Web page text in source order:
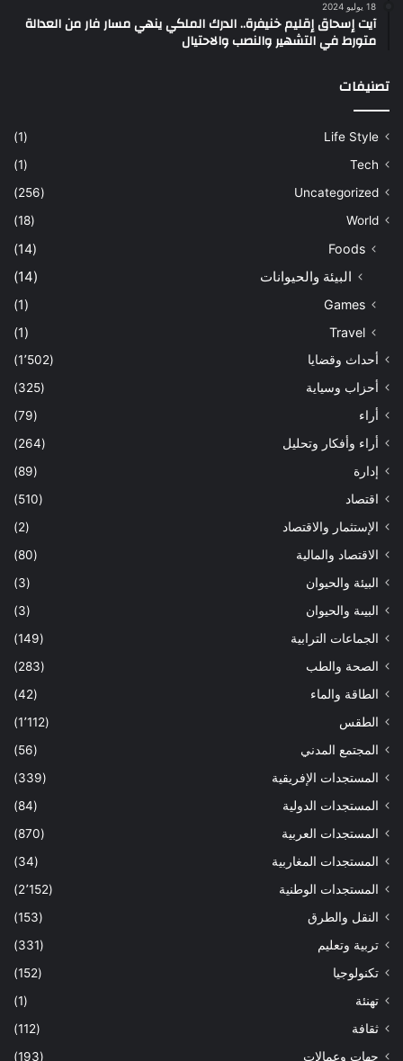
18 يوليو 2024
آيت إسحاق إقليم خنيفرة.. الدرك الملكي ينهي مسار فار من العدالة
متورط في التشهير والنصب والاحتيال
تصنيفات
Life Style
(1)
Tech
(1)
Uncategorized
(256)
World
(18)
Foods
(14)
البيئة والحيوانات (14)
Games
(1)
Travel
(1)
أحداث وقضايا
(1٬502)
أحزاب وسياية
(325)
أراء
(79)
أراء وأفكار وتحليل
(264)
إدارة
(89)
اقتصاد
(510)
الإستثمار والاقتصاد
(2)
الاقتصاد والمالية
(80)
البيئة والحيوان
(3)
البيىة والحيوان
(3)
الجماعات الترابية
(149)
الصحة والطب
(283)
الطاقة والماء
(42)
الطقس
(1٬112)
المجتمع المدني
(56)
المستجدات الإفريقية
(339)
المستجدات الدولية
(84)
المستجدات العربية
(870)
المستجدات المغاربية
(34)
المستجدات الوطنية
(2٬152)
النقل والطرق
(153)
تربية وتعليم
(331)
تكنولوجيا
(152)
تهنئة
(1)
ثقافة
(112)
جهات وعمالات
(193)